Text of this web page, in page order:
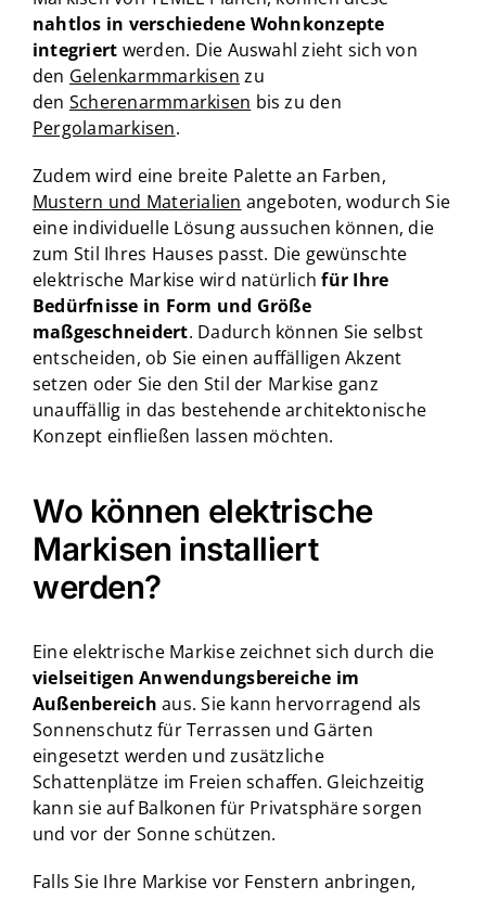
nahtlos in verschiedene Wohnkonzepte
integriert werden. Die Auswahl zieht sich von
den Gelenkarmmarkisen zu
den Scherenarmmarkisen bis zu den
Pergolamarkisen.
Zudem wird eine breite Palette an Farben,
Mustern und Materialien angeboten, wodurch Sie
eine individuelle Lösung aussuchen können, die
zum Stil Ihres Hauses passt. Die gewünschte
elektrische Markise wird natürlichfür Ihre
Bedürfnisse in Form und Größe
maßgeschneidert. Dadurch können Sie selbst
entscheiden, ob Sie einen auffälligen Akzent
setzen oder Sie den Stil der Markise ganz
unauffällig in das bestehende architektonische
Konzept einfließen lassen möchten.
Wo können elektrische
Markisen installiert
werden?
Eine elektrische Markise zeichnet sich durch die
vielseitigen Anwendungsbereiche im
Außenbereich aus. Sie kann hervorragend als
Sonnenschutz für Terrassen und Gärten
eingesetzt werden und zusätzliche
Schattenplätze im Freien schaffen. Gleichzeitig
kann sie auf Balkonen für Privatsphäre sorgen
und vor der Sonne schützen.
Falls Sie Ihre Markise vor Fenstern anbringen,